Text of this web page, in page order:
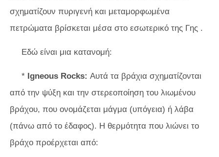
σχηματίζουν πυριγενή και μεταμορφωμένα
πετρώματα βρίσκεται μέσα στο εσωτερικό της Γης .
Εδώ είναι μια κατανομή:
* Igneous Rocks: Αυτά τα βράχια σχηματίζονται
από την ψύξη και την στερεοποίηση του λιωμένου
βράχου, που ονομάζεται μάγμα (υπόγεια) ή λάβα
(πάνω από το έδαφος). Η θερμότητα που λιώνει το
βράχο προέρχεται από: